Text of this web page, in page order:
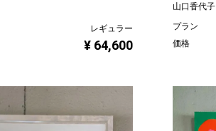
レギュラー
¥ 64,600
山口香代子
プラン
価格